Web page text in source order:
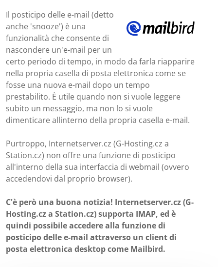
Il posticipo delle e-mail (detto
anche 'snooze') è una
funzionalità che consente di
nascondere un'e-mail per un
certo periodo di tempo, in modo da farla riapparire
nella propria casella di posta elettronica come se
fosse una nuova e-mail dopo un tempo
prestabilito. È utile quando non si vuole leggere
subito un messaggio, ma non lo si vuole
dimenticare allinterno della propria casella e-mail.
Purtroppo, Internetserver.cz (G-Hosting.cz a
Station.cz) non offre una funzione di posticipo
all'interno della sua interfaccia di webmail (ovvero
accedendovi dal proprio browser).
C'è però una buona notizia! Internetserver.cz (G-
Hosting.cz a Station.cz) supporta IMAP, ed è
quindi possibile accedere alla funzione di
posticipo delle e-mail attraverso un client di
posta elettronica desktop come Mailbird.